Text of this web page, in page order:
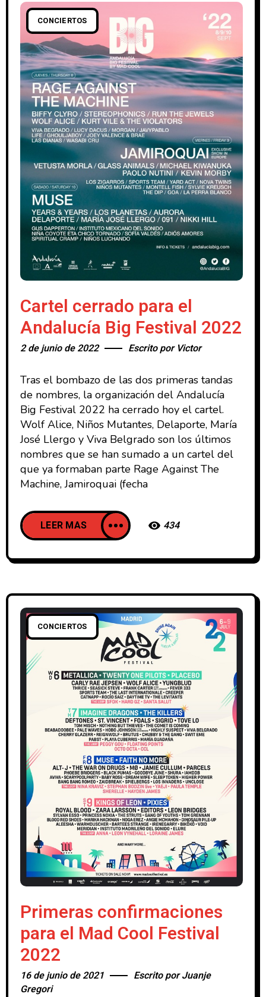
CONCIERTOS
Cartel cerrado para el
Andalucía Big Festival 2022
2 de junio de 2022 Escrito por Victor
Tras el bombazo de las dos primeras tandas
de nombres, la organización del Andalucía
Big Festival 2022 ha cerrado hoy el cartel.
Wolf Alice, Niños Mutantes, Delaporte, María
José Llergo y Viva Belgrado son los últimos
nombres que se han sumado a un cartel del
que ya formaban parte Rage Against The
Machine, Jamiroquai (fecha
LEER MAS 434
CONCIERTOS
Primeras confirmaciones
para el Mad Cool Festival
2022
16 de junio de 2021 Escrito porJuanje
Gregori